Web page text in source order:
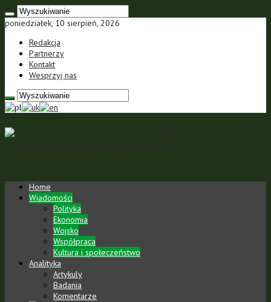
poniedziałek, 10 sierpień, 2026
Redakcja
Partnerzy
Kontakt
Wesprzyj nas
Home
Wiadomości
Polityka
Ekonomia
Wojsko
Współpraca
Kultura i społeczeństwo
Analityka
Artykuly
Badania
Komentarze